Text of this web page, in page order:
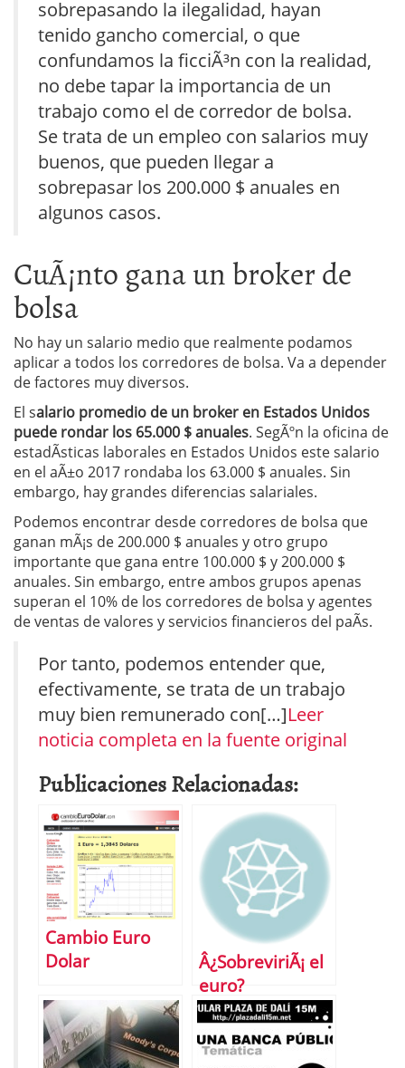
sobrepasando la ilegalidad, hayan
tenido gancho comercial, o que
confundamos la ficciÃ³n con la realidad,
no debe tapar la importancia de un
trabajo como el de corredor de bolsa.
Se trata de un empleo con salarios muy
buenos, que pueden llegar a
sobrepasar los 200.000 $ anuales en
algunos casos.
CuÃ¡nto gana un broker de
bolsa
No hay un salario medio que realmente podamos
aplicar a todos los corredores de bolsa. Va a depender
de factores muy diversos.
El salario promedio de un broker en Estados Unidos
puede rondar los 65.000 $ anuales. SegÃºn la oficina de
estadÃ­sticas laborales en Estados Unidos este salario
en el aÃ±o 2017 rondaba los 63.000 $ anuales. Sin
embargo, hay grandes diferencias salariales.
Podemos encontrar desde corredores de bolsa que
ganan mÃ¡s de 200.000 $ anuales y otro grupo
importante que gana entre 100.000 $ y 200.000 $
anuales. Sin embargo, entre ambos grupos apenas
superan el 10% de los corredores de bolsa y agentes
de ventas de valores y servicios financieros del paÃ­s.
Por tanto, podemos entender que,
efectivamente, se trata de un trabajo
muy bien remunerado con[…]Leer
noticia completa en la fuente original
Publicaciones Relacionadas:
Cambio Euro
Dolar
Â¿SobreviriÃ¡ el
euro?